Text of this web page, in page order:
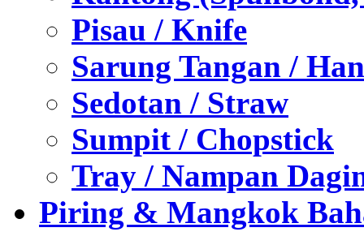
Pisau / Knife
Sarung Tangan /
Sedotan / Straw
Sumpit / Chopstick
Tray / Nampan
Piring & Mangkok